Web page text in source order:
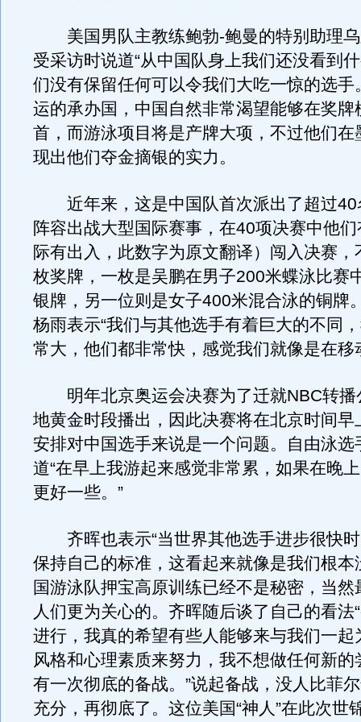
美国男队主教练鲍勃-鲍曼的特别助理乌
受采访时说道“从中国队身上我们还没看到
们没有保留任何可以令我们大吃一惊的选手
运的承办国，中国自然非常渴望能够在奖牌
首，而游泳项目将是产牌大项，不过他们在
现出他们夺金摘银的实力。
近年来，这是中国队首次派出了超过40
阵容出战大型国际赛事，在40项决赛中他
际有出入，此数字为原文翻译）闯入决赛，
枚奖牌，一枚是吴鹏在男子200米蝶泳比赛
银牌，另一位则是女子400米混合泳的铜牌
杨雨表示“我们与其他选手有着巨大的不同
常大，他们都非常快，感觉我们就像是在移
明年北京奥运会决赛为了迁就NBC转播
地黄金时段播出，因此决赛将在北京时间早
安排对中国选手来说是一个问题。自由泳选
道“在早上我游起来感觉非常累，如果在晚
更好一些。”
齐晖也表示“当世界其他选手进步很快时
保持自己的标准，这看起来就像是我们根本
国游泳队押宝高原训练已经不是秘密，当然
人们更为关心的。齐晖随后谈了自己的看法
进行，我真的希望有些人能够来与我们一起
风格和心理素质来努力，我不想做任何新的
有一次彻底的备战。”说起备战，没人比菲
充分，再彻底了。这位美国“神人”在此次世